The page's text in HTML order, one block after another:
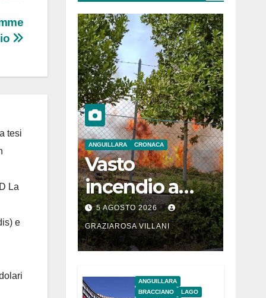
tesi
La
e
ANGUILLARA CRONACA
Vasto
incendio a
Martignano
5 AGOSTO 2026
GRAZIAROSA VILLANI
ANGUILLARA
BRACCIANO
LAGO